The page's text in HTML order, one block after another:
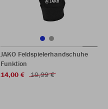
JAKO Feldspielerhandschuhe
Funktion
14,00 €
19,99 €